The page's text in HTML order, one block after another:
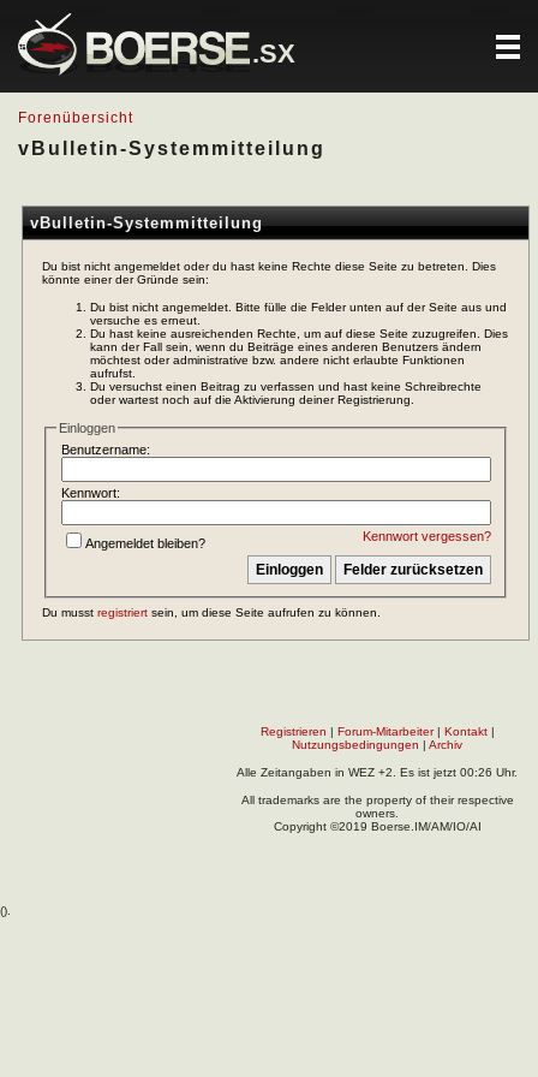
.SX
Forenübersicht
vBulletin-Systemmitteilung
vBulletin-Systemmitteilung
Du bist nicht angemeldet oder du hast keine Rechte diese Seite zu betreten. Dies
könnte einer der Gründe sein:
Du bist nicht angemeldet. Bitte fülle die Felder unten auf der Seite aus und
versuche es erneut.
Du hast keine ausreichenden Rechte, um auf diese Seite zuzugreifen. Dies
kann der Fall sein, wenn du Beiträge eines anderen Benutzers ändern
möchtest oder administrative bzw. andere nicht erlaubte Funktionen
aufrufst.
Du versuchst einen Beitrag zu verfassen und hast keine Schreibrechte
oder wartest noch auf die Aktivierung deiner Registrierung.
Einloggen
Benutzername:
Kennwort:
Kennwort vergessen?
Angemeldet bleiben?
Du musst registriert sein, um diese Seite aufrufen zu können.
Registrieren | Forum-Mitarbeiter| Kontakt|
Nutzungsbedingungen | Archiv
Alle Zeitangaben in WEZ +2. Es ist jetzt 00:26 Uhr.
All trademarks are the property of their respective
owners.
Copyright ©2019 Boerse.IM/AM/IO/AI
().